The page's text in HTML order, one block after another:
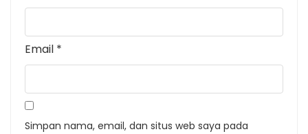
Email *
Simpan nama, email, dan situs web saya pada